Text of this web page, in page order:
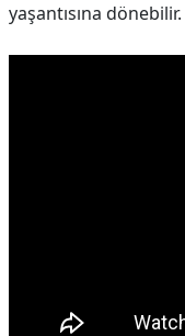
yaşantısına dönebilir.